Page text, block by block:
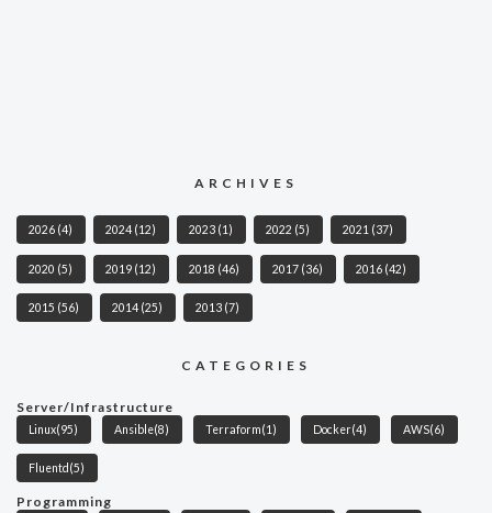
ARCHIVES
2026 (4) 2024 (12) 2023 (1) 2022 (5) 2021 (37)
2020 (5) 2019 (12) 2018 (46) 2017 (36) 2016 (42)
2015 (56) 2014 (25) 2013 (7)
CATEGORIES
Server/Infrastructure
Linux(95) Ansible(8) Terraform(1) Docker(4) AWS(6)
Fluentd (5)
Programming